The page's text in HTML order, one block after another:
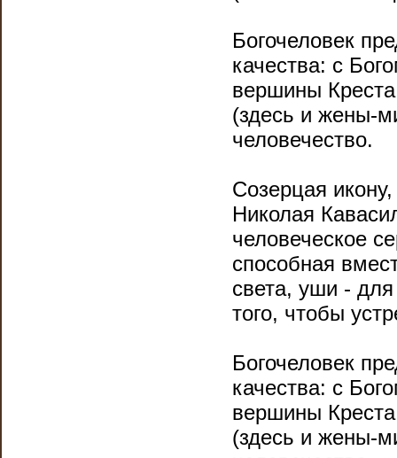
Богочеловек
качества: с
вершины
(здесь и жены-
человечество.
Созерцая
Николая
человеческое
способная
света, уши -
того, чтобы
Богочеловек
качества: с
вершины
(здесь и жены-